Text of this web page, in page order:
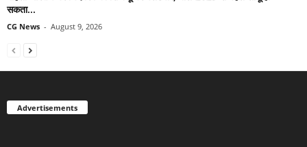
सकता...
CG News - August 9, 2026
Advertisements